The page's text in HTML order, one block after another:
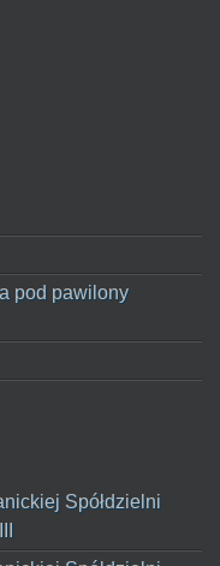
pod pawilony
Spółdzielni